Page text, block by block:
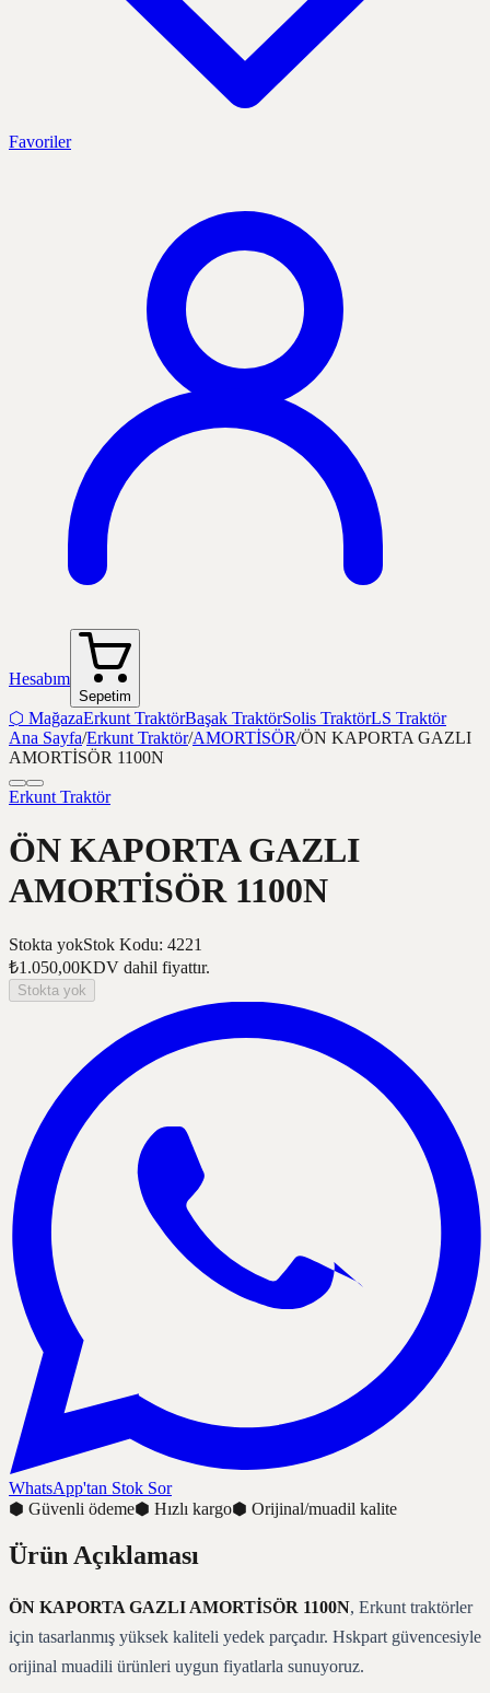
Favoriler
Hesabım
Sepetim
⬡ MağazaErkunt TraktörBaşak TraktörSolis TraktörLS Traktör
Ana Sayfa/Erkunt Traktör/AMORTİSÖR/ÖN KAPORTA GAZLI
AMORTİSÖR 1100N
Erkunt Traktör
ÖN KAPORTA GAZLI
AMORTİSÖR 1100N
Stokta yokStok Kodu: 4221
₺1.050,00KDV dahil fiyattır.
Stokta yok
WhatsApp'tan Stok Sor
⬢ Güvenli ödeme⬢ Hızlı kargo⬢ Orijinal/muadil kalite
Ürün Açıklaması
ÖN KAPORTA GAZLI AMORTİSÖR 1100N, Erkunt traktörler
için tasarlanmış yüksek kaliteli yedek parçadır. Hskpart güvencesiyle
orijinal muadili ürünleri uygun fiyatlarla sunuyoruz.